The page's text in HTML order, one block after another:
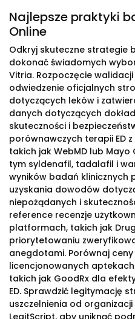
Najlepsze praktyki
Online
Odkryj skuteczne strategie
dokonać świadomych
Vitria. Rozpoczęcie
odwiedzenie oficjalnych
dotyczących leków i
danych dotyczących
skuteczności i
porównawczych terapii ED
takich jak WebMD lub
tym syldenafil, tadalafil i
wyników badań klinicznych
uzyskania dowodów
niepożądanych i
reference recenzje
platformach, takich jak
priorytetowaniu
anegdotami. Porównaj
licencjonowanych
takich jak GoodRx dla
ED. Sprawdzić legitymację
uszczelnienia od organizacji
LegitScript, aby uniknąć